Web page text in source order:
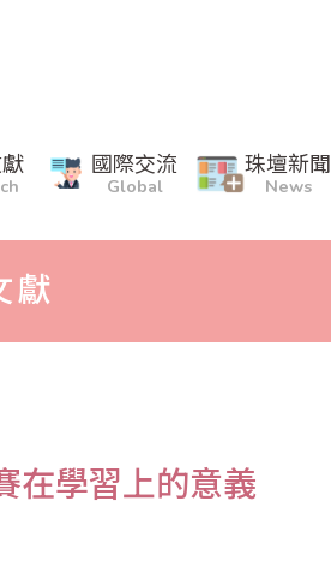
國際交流
Global
珠壇新聞
News
獻
在學習上的意義